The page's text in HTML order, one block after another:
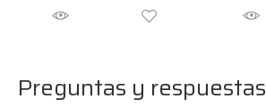
Preguntas y respuestas